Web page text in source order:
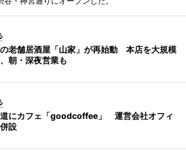
老舗居酒屋「山家」が再始動 本店を大規模
朝・深夜営業も
にカフェ「goodcoffee」 運営会社オフィ
設